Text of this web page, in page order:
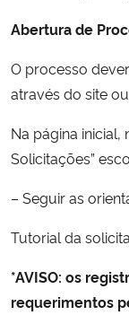
Controladoria-Geral da
Ministério da Mulher,
Secretaria de Governo
Gabinete de Segurança
Banco Central do Brasil
Abertura de
O processo
através do site
Na página inicial,
Solicitações”
– Seguir as
Tutorial da
*AVISO: os
requerimentos